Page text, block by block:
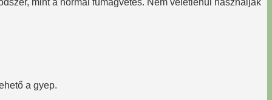
mint a normál fűmagvetés. Nem véletlenül használják
a gyep.